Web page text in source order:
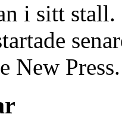
i sitt
New Press.